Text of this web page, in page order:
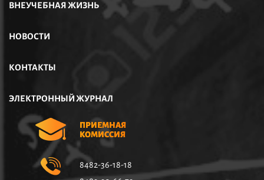
ВНЕУЧЕБНАЯ ЖИЗНЬ
НОВОСТИ
КОНТАКТЫ
ЭЛЕКТРОННЫЙ ЖУРНАЛ
ПРИЕМНАЯ
КОМИССИЯ
8482-36-18-18